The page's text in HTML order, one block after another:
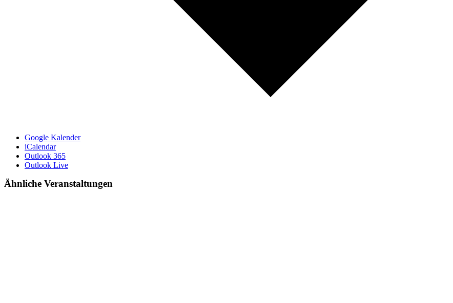
Google Kalender
iCalendar
Outlook 365
Outlook Live
Ähnliche Veranstaltungen